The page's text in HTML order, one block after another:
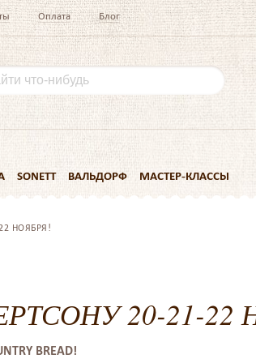
Оплата Блог
SONETT ВАЛЬДОРФ МАСТЕР-КЛАССЫ
НОЯБРЯ!
20-21-22
BREAD!